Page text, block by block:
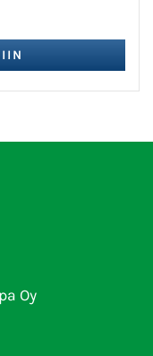
Oy